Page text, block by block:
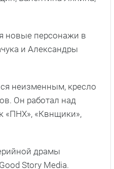
драмы
ТНТ и онлайн-
роли
изменилась,